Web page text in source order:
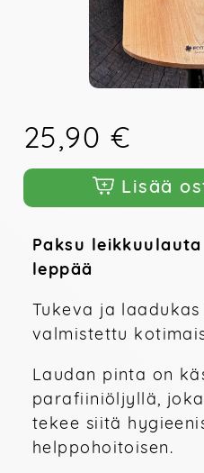
25,90 €
Lisää
Paksu
leppää
Tukeva ja
valmistettu
Laudan pinta on
parafiiniöljyllä,
tekee siitä
helppohoitoisen.